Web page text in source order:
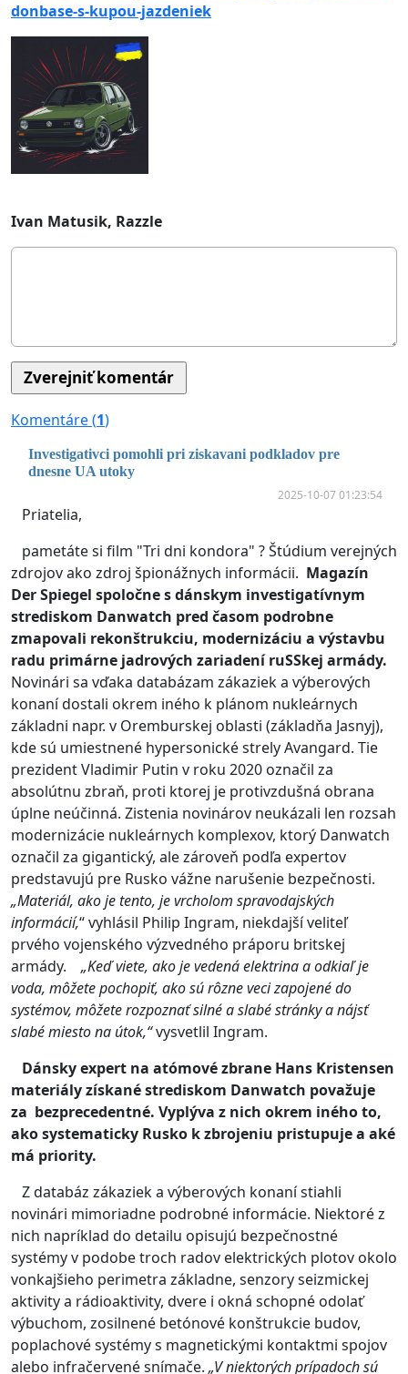
donbase-s-kupou-jazdeniek
Ivan Matusik, Razzle
Komentáre (1)
Investigativci pomohli pri ziskavani podkladov pre
dnesne UA utoky
2025-10-07 01:23:54
Priatelia,
pametáte si film "Tri dni kondora" ? Štúdium verejných
zdrojov ako zdroj špionážnych informácii. Magazín
Der Spiegel spoločne s dánskym investigatívnym
strediskom Danwatch pred časom podrobne
zmapovali rekonštrukciu, modernizáciu a výstavbu
radu primárne jadrových zariadení ruSSkej armády.
Novinári sa vďaka databázam zákaziek a výberových
konaní dostali okrem iného k plánom nukleárnych
základni napr. v Oremburskej oblasti (základňa Jasnyj),
kde sú umiestnené hypersonické strely Avangard. Tie
prezident Vladimir Putin v roku 2020 označil za
absolútnu zbraň, proti ktorej je protivzdušná obrana
úplne neúčinná. Zistenia novinárov neukázali len rozsah
modernizácie nukleárnych komplexov, ktorý Danwatch
označil za gigantický, ale zároveň podľa expertov
predstavujú pre Rusko vážne narušenie bezpečnosti.
„Materiál, ako je tento, je vrcholom spravodajských
informácií,“ vyhlásil Philip Ingram, niekdajší veliteľ
prvého vojenského výzvedného práporu britskej
armády. „Keď viete, ako je vedená elektrina a odkiaľ je
voda, môžete pochopiť, ako sú rôzne veci zapojené do
systémov, môžete rozpoznať silné a slabé stránky a nájsť
slabé miesto na útok,“vysvetlil Ingram.
Dánsky expert na atómové zbrane Hans Kristensen
materiály získané strediskom Danwatch považuje
za bezprecedentné. Vyplýva z nich okrem iného to,
ako systematicky Rusko k zbrojeniu pristupuje a aké
má priority.
Z databáz zákaziek a výberových konaní stiahli
novinári mimoriadne podrobné informácie. Niektoré z
nich napríklad do detailu opisujú bezpečnostné
systémy v podobe troch radov elektrických plotov okolo
vonkajšieho perimetra základne, senzory seizmickej
aktivity a rádioaktivity, dvere i okná schopné odolať
výbuchom, zosilnené betónové konštrukcie budov,
poplachové systémy s magnetickými kontaktmi spojov
alebo infračervené snímače. „V niektorých prípadoch sú